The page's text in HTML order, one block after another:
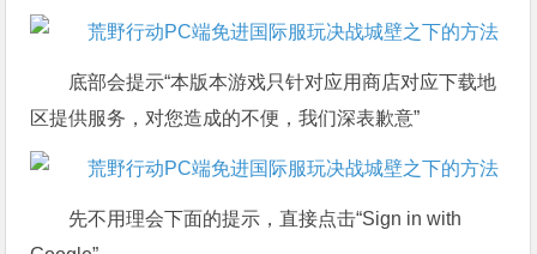
底部会提示“本版本游戏只针对应用商店对应下载地
区提供服务，对您造成的不便，我们深表歉意”
先不用理会下面的提示，直接点击“Sign in with